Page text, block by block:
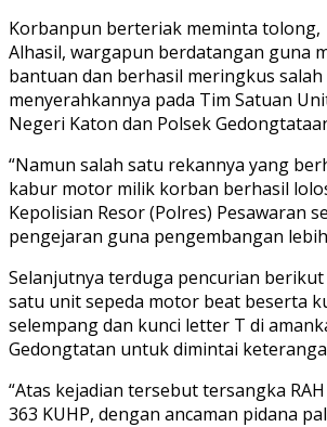
Korbanpun berteriak meminta tolong,
Alhasil, wargapun berdatangan guna
bantuan dan berhasil meringkus salah
menyerahkannya pada Tim Satuan
Negeri Katon dan Polsek
“Namun salah satu rekannya yang
kabur motor milik korban berhasil
Kepolisian Resor (Polres) Pesawaran
pengejaran guna pengembangan
Selanjutnya terduga pencurian
satu unit sepeda motor beat beserta
selempang dan kunci letter T di
Gedongtatan untuk dimintai
“Atas kejadian tersebut tersangka
363 KUHP, dengan ancaman pidana